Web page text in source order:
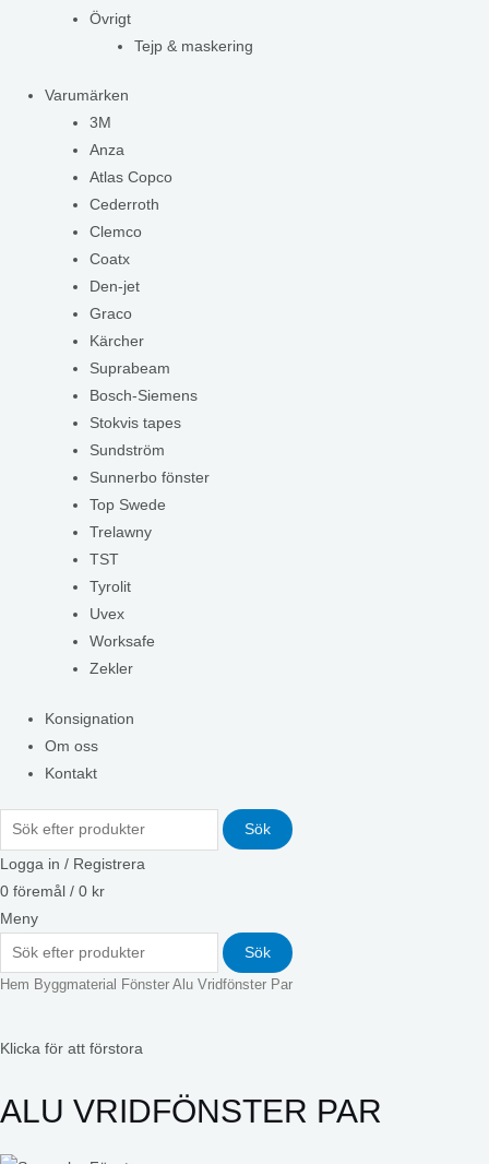
Övrigt
Tejp & maskering
Varumärken
3M
Anza
Atlas Copco
Cederroth
Clemco
Coatx
Den-jet
Graco
Kärcher
Suprabeam
Bosch-Siemens
Stokvis tapes
Sundström
Sunnerbo fönster
Top Swede
Trelawny
TST
Tyrolit
Uvex
Worksafe
Zekler
Konsignation
Om oss
Kontakt
Sök
Logga in / Registrera
0 föremål / 0 kr
Meny
Sök
Hem Byggmaterial Fönster Alu Vridfönster Par
Klicka för att förstora
ALU VRIDFÖNSTER PAR